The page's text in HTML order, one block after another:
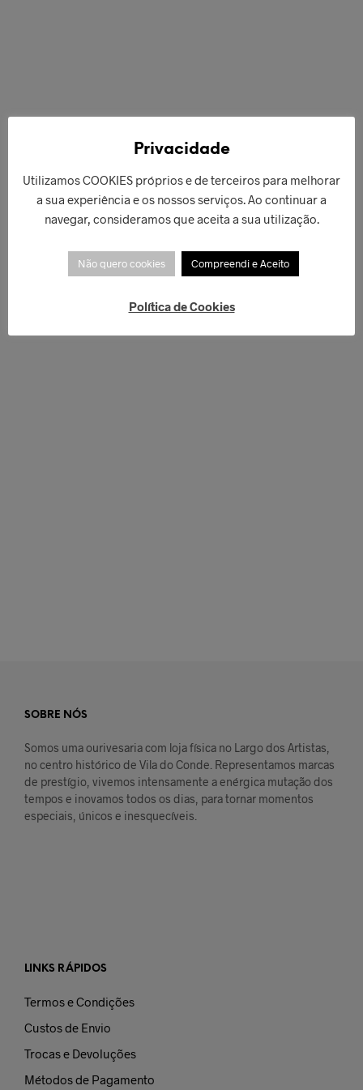
€49,00
ADICIONAR
€40,00
LER MAIS
SOBRE NÓS
Somos uma ourivesaria com loja física no Largo dos Artistas,
no centro histórico de Vila do Conde. Representamos marcas
de prestígio, vivemos intensamente a enérgica mutação dos
tempos e inovamos todos os dias, para tornar momentos
especiais, únicos e inesquecíveis.
LINKS RÁPIDOS
Termos e Condições
Custos de Envio
Trocas e Devoluções
Métodos de Pagamento
Privacidade
Utilizamos COOKIES próprios e de terceiros para melhorar
a sua experiência e os nossos serviços. Ao continuar a
navegar, consideramos que aceita a sua utilização.
Não quero cookies Compreendi e Aceito
Política de Cookies